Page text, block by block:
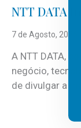
NTT DATA
7 de Agosto, 2026
A NTT DATA,
negócio,
de divulgar a